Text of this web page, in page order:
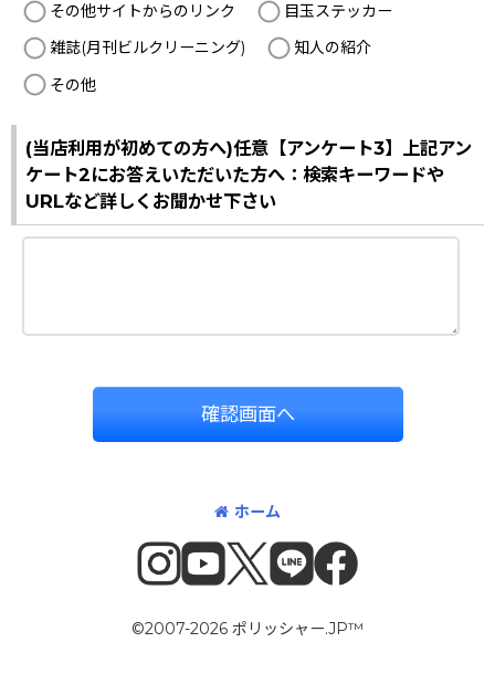
その他サイトからのリンク
目玉ステッカー
雑誌(月刊ビルクリーニング)
知人の紹介
その他
(当店利用が初めての方へ)任意【アンケート3】上記アン
ケート2にお答えいただいた方へ：検索キーワードや
URLなど詳しくお聞かせ下さい
確認画面へ
ホーム
©2007-2026 ポリッシャー.JP™